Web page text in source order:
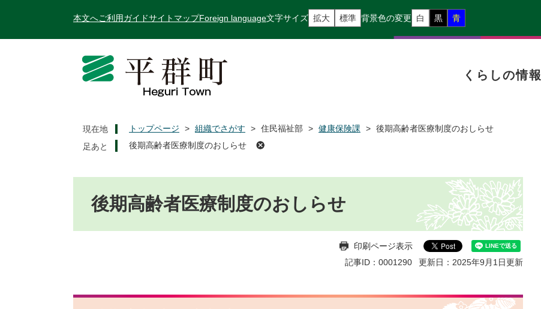
本文へご利用ガイドサイトマップForeign language文字サイズ 拡大 標準 背景色の変更 白 黒 青
くらしの情報
現在地 トップページ > 組織でさがす > 住民福祉部 > 健康保険課 > 後期高齢者医療制度のおしらせ
後期高齢者医療制度のおしらせ
後期高齢者医療制度のおしらせ
印刷ページ表示
記事ID：0001290
更新日：2025年9月1日更新